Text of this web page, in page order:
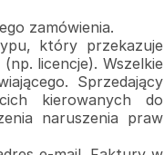
zamówienia.
który przekazuje
licencje). Wszelkie
Sprzedający
kierowanych do
naruszenia praw